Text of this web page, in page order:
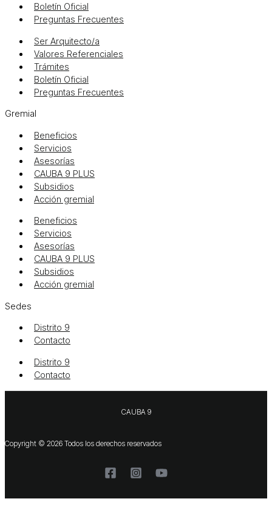
Boletín Oficial
Preguntas Frecuentes
Ser Arquitecto/a
Valores Referenciales
Trámites
Boletín Oficial
Preguntas Frecuentes
Gremial
Beneficios
Servicios
Asesorías
CAUBA 9 PLUS
Subsidios
Acción gremial
Beneficios
Servicios
Asesorías
CAUBA 9 PLUS
Subsidios
Acción gremial
Sedes
Distrito 9
Contacto
Distrito 9
Contacto
CAUBA 9
Copyright © 2026 Todos los derechos reservados